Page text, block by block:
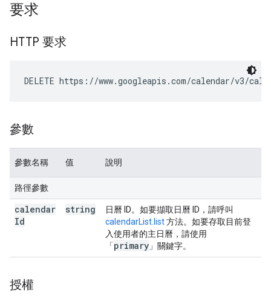
要求
HTTP 要求
DELETE https://www.googleapis.com/calendar/v3/
參數
參數名稱 值 說明
路徑參數
calendar
Id
string
日曆 ID。如要擷取日曆 ID，請呼叫
calendarList.list方法。如要存取目前登
入使用者的主日曆，請使用
「primary 」關鍵字。
授權